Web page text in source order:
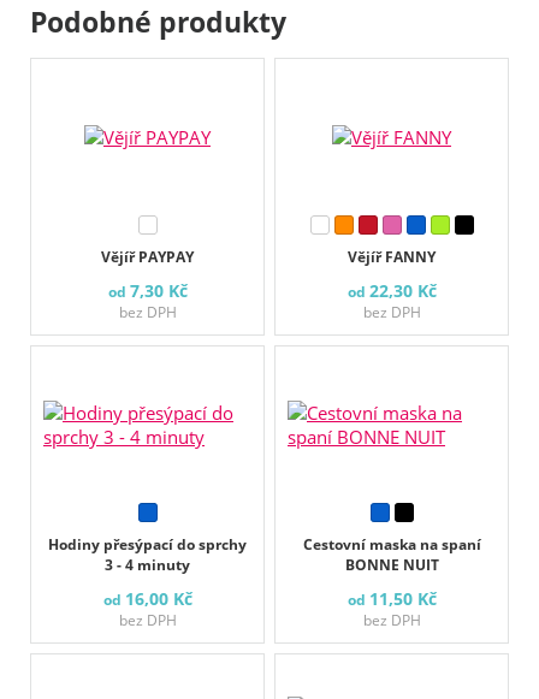
Podobné produkty
Vějíř PAYPAY
od 7,30 Kč
bez DPH
Vějíř FANNY
od 22,30 Kč
bez DPH
Hodiny přesýpací do sprchy
3 - 4 minuty
od 16,00 Kč
bez DPH
Cestovní maska na spaní
BONNE NUIT
od 11,50 Kč
bez DPH